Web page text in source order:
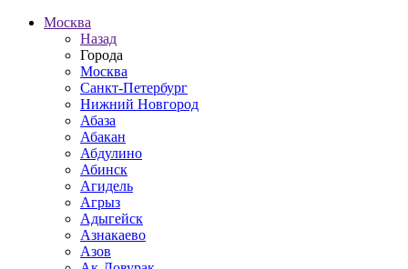
Москва
Назад
Города
Москва
Санкт-Петербург
Нижний Новгород
Абаза
Абакан
Абдулино
Абинск
Агидель
Агрыз
Адыгейск
Азнакаево
Азов